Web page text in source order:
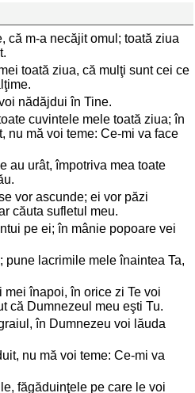
că m-a necăjit omul; toată ziua
toată ziua, că mulţi sunt cei ce
nădăjdui în Tine.
cuvintele mele toată ziua; în
nu mă voi teme: Ce-mi va face
au urât, împotriva mea toate
vor ascunde; ei vor păzi
căuta sufletul meu.
pe ei; în mânie popoare vei
pune lacrimile mele înaintea Ta,
mei înapoi, în orice zi Te voi
că Dumnezeul meu eşti Tu.
în Dumnezeu voi lăuda
nu mă voi teme: Ce-mi va
făgăduinţele pe care le voi